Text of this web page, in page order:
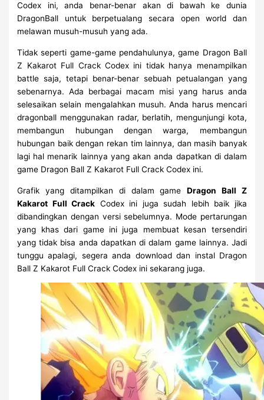
Codex ini, anda benar-benar akan di bawah ke dunia
DragonBall untuk berpetualang secara open world dan
melawan musuh-musuh yang ada.
Tidak seperti game-game pendahulunya, game Dragon Ball
Z Kakarot Full Crack Codex ini tidak hanya menampilkan
battle saja, tetapi benar-benar sebuah petualangan yang
sebenarnya. Ada berbagai macam misi yang harus anda
selesaikan selain mengalahkan musuh. Anda harus mencari
dragonball menggunakan radar, berlatih, mengunjungi kota,
membangun hubungan dengan warga, membangun
hubungan baik dengan rekan tim lainnya, dan masih banyak
lagi hal menarik lainnya yang akan anda dapatkan di dalam
game Dragon Ball Z Kakarot Full Crack Codex ini.
Grafik yang ditampilkan di dalam gameDragon Ball Z
Kakarot Full Crack Codex ini juga sudah lebih baik jika
dibandingkan dengan versi sebelumnya. Mode pertarungan
yang khas dari game ini juga membuat kesan tersendiri
yang tidak bisa anda dapatkan di dalam game lainnya. Jadi
tunggu apalagi, segera anda download dan instal Dragon
Ball Z Kakarot Full Crack Codex ini sekarang juga.